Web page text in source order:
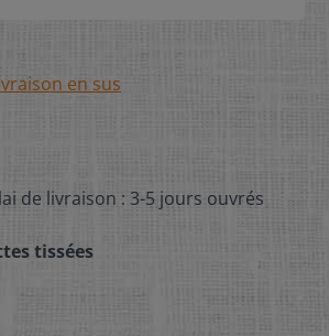
en sus
de livraison : 3-5 jours ouvrés
tissées